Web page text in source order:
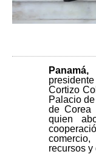
Cortizo
Palacio
de Corea
quien
comercio,
recursos